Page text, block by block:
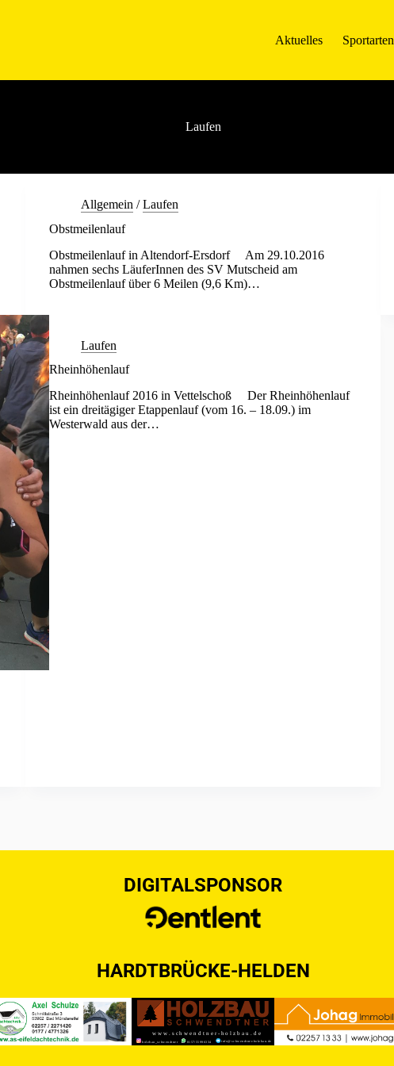
Aktuelles Sportarten
Laufen
Allgemein /Laufen
Obstmeilenlauf
Obstmeilenlauf in Altendorf-Ersdorf Am 29.10.2016
nahmen sechs LäuferInnen des SV Mutscheid am
Obstmeilenlauf über 6 Meilen (9,6 Km)…
Laufen
Rheinhöhenlauf
Rheinhöhenlauf 2016 in Vettelschoß Der Rheinhöhenlauf
ist ein dreitägiger Etappenlauf (vom 16. – 18.09.) im
Westerwald aus der…
DIGITALSPONSOR
HARDTBRÜCKE-HELDEN